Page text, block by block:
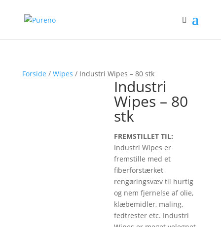
Forside / Wipes / Industri Wipes – 80 stk
Industri
Wipes – 80
stk
FREMSTILLET TIL:
Industri Wipes er
fremstille med et
fiberforstærket
rengøringsvæv til hurtig
og nem fjernelse af olie,
klæbemidler, maling,
fedtrester etc. Industri